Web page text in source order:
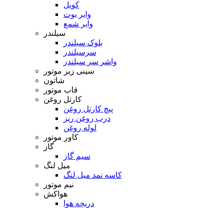
کویل
وایر بوت
وایر شمع
سیلندر
بلوک سیلندر
سرسیلندر
واشر سر سیلندر
سینی زیر موتور
شاتون
قاب موتور
کارتل روغن
پیچ کارتل روغن
درب روغن ریز
لوله روغن
کاور موتور
گاز
سیم گاز
میل لنگ
کاسه نمد میل لنگ
نیم موتور
هواکش
دریچه هوا